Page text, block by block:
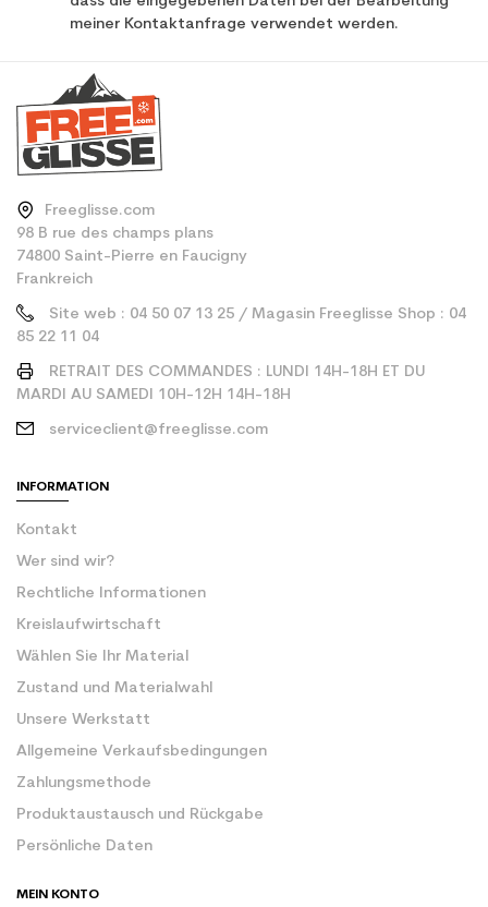
meiner Kontaktanfrage verwendet werden.
Freeglisse.com
98 B rue des champs plans
74800 Saint-Pierre en Faucigny
Frankreich
Site web : 04 50 07 13 25 / Magasin Freeglisse Shop : 04
85 22 11 04
RETRAIT DES COMMANDES : LUNDI 14H-18H ET DU
MARDI AU SAMEDI 10H-12H 14H-18H
serviceclient@freeglisse.com
INFORMATION
Kontakt
Wer sind wir?
Rechtliche Informationen
Kreislaufwirtschaft
Wählen Sie Ihr Material
Zustand und Materialwahl
Unsere Werkstatt
Allgemeine Verkaufsbedingungen
Zahlungsmethode
Produktaustausch und Rückgabe
Persönliche Daten
MEIN KONTO